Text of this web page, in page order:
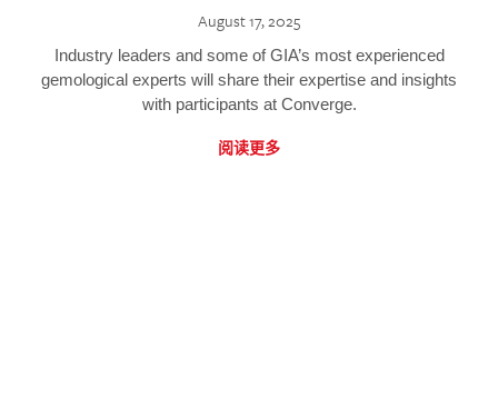
August 17, 2025
Industry leaders and some of GIA’s most experienced
gemological experts will share their expertise and insights
with participants at Converge.
阅读更多